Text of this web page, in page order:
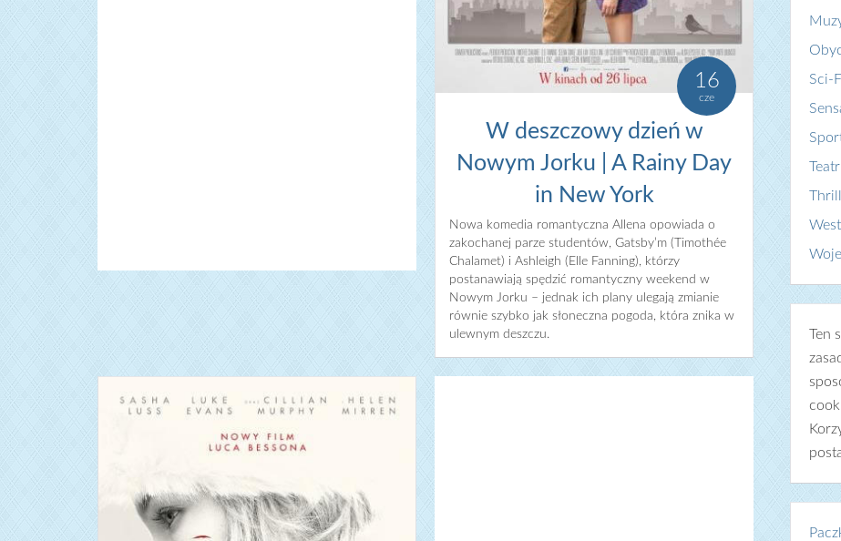
16
cze
W deszczowy dzień w
Nowym Jorku | A Rainy Day
in New York
Nowa komedia romantyczna Allena opowiada o
zakochanej parze studentów, Gatsby’m (Timothée
Chalamet) i Ashleigh (Elle Fanning), którzy
postanawiają spędzić romantyczny weekend w
Nowym Jorku – jednak ich plany ulegają zmianie
równie szybko jak słoneczna pogoda, która znika w
ulewnym deszczu.
Sci-
Teatr
Ten